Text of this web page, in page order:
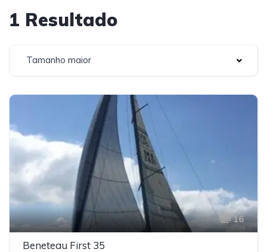
1 Resultado
Tamanho maior
16
Beneteau First 35